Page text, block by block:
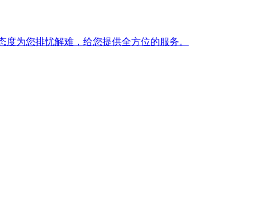
为您排忧解难，给您提供全方位的服务。